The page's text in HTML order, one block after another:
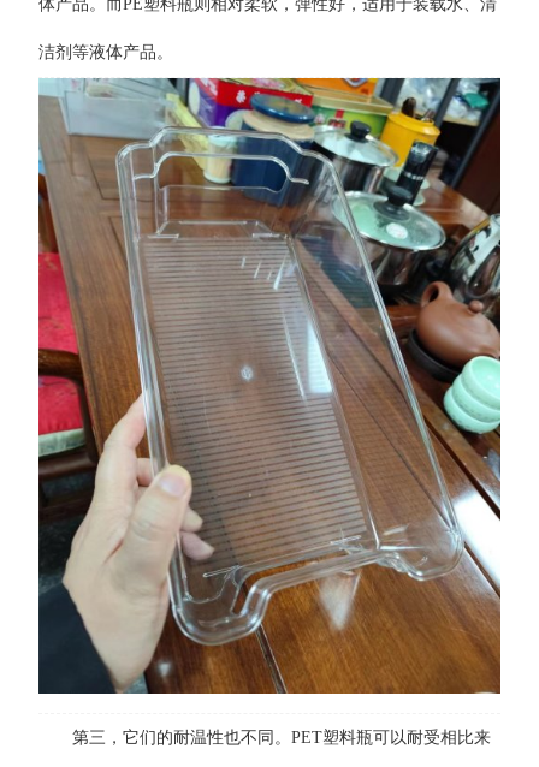
体产品。而PE塑料瓶则相对柔软，弹性好，适用于装载水、清
洁剂等液体产品。
第三，它们的耐温性也不同。PET塑料瓶可以耐受相比来